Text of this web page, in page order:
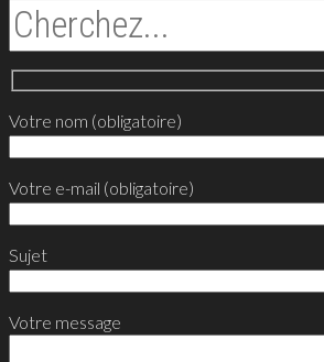
Votre nom (obligatoire)
Votre e-mail (obligatoire)
Sujet
Votre message